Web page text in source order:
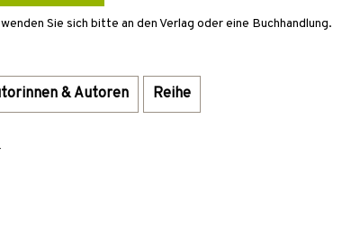
Sie sich bitte an den Verlag oder eine Buchhandlung.
& Autoren Reihe